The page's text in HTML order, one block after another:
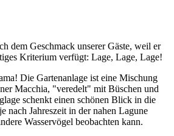
dem Geschmack unserer Gäste, weil er
Kriterium verfügt: Lage, Lage, Lage!
Die Gartenanlage ist eine Mischung
Macchia, "veredelt" mit Büschen und
schenkt einen schönen Blick in die
nach Jahreszeit in der nahen Lagune
Wasservögel beobachten kann.